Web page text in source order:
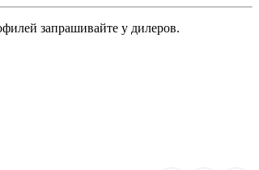
запрашивайте у дилеров.